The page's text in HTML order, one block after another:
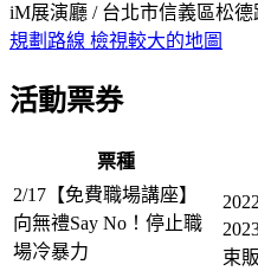
iM展演廳 / 台北市信義區松德
規劃路線 檢視較大的地圖
活動票券
票種
2/17【免費職場講座】
向無禮Say No！停止職
場冷暴力
束